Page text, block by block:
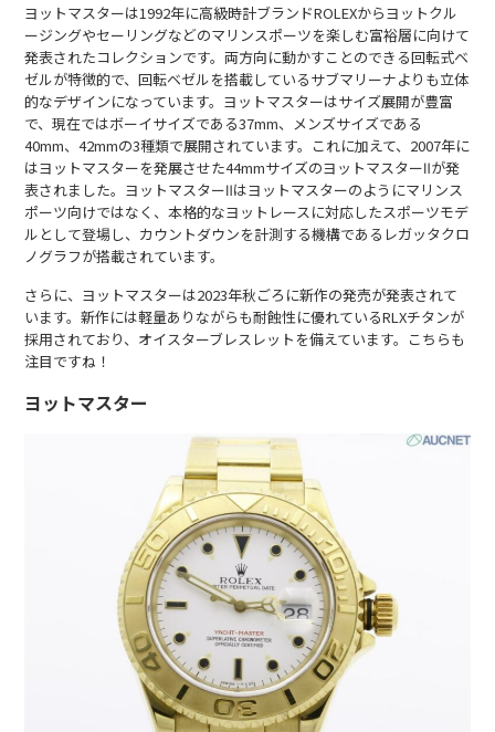
ヨットマスターは1992年に高級時計ブランドROLEXからヨットクル
ージングやセーリングなどのマリンスポーツを楽しむ富裕層に向けて
発表されたコレクションです。両方向に動かすことのできる回転式ベ
ゼルが特徴的で、回転ベゼルを搭載しているサブマリーナよりも立体
的なデザインになっています。ヨットマスターはサイズ展開が豊富
で、現在ではボーイサイズである37mm、メンズサイズである
40mm、42mmの3種類で展開されています。これに加えて、2007年に
はヨットマスターを発展させた44mmサイズのヨットマスターⅡが発
表されました。ヨットマスターⅡはヨットマスターのようにマリンス
ポーツ向けではなく、本格的なヨットレースに対応したスポーツモデ
ルとして登場し、カウントダウンを計測する機構であるレガッタクロ
ノグラフが搭載されています。
さらに、ヨットマスターは2023年秋ごろに新作の発売が発表されて
います。新作には軽量ありながらも耐蝕性に優れているRLXチタンが
採用されており、オイスターブレスレットを備えています。こちらも
注目ですね！
ヨットマスター